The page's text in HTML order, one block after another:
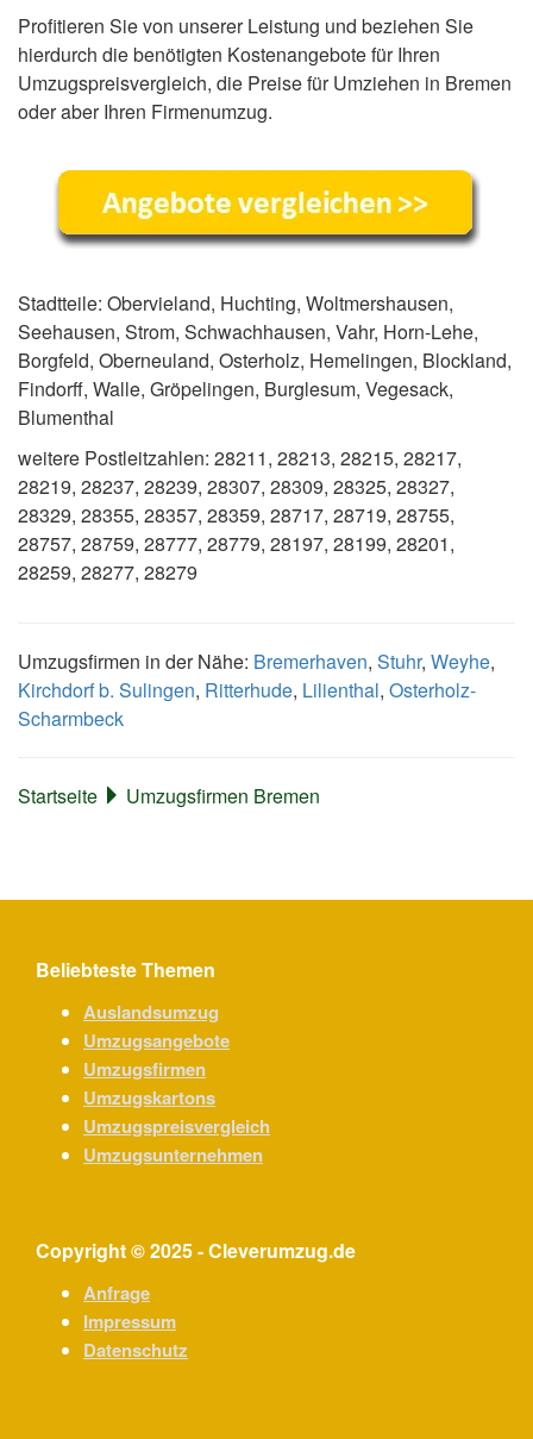
Profitieren Sie von unserer Leistung und beziehen Sie
hierdurch die benötigten Kostenangebote für Ihren
Umzugspreisvergleich, die Preise für Umziehen in Bremen
oder aber Ihren Firmenumzug.
Stadtteile: Obervieland, Huchting, Woltmershausen,
Seehausen, Strom, Schwachhausen, Vahr, Horn-Lehe,
Borgfeld, Oberneuland, Osterholz, Hemelingen, Blockland,
Findorff, Walle, Gröpelingen, Burglesum, Vegesack,
Blumenthal
weitere Postleitzahlen: 28211, 28213, 28215, 28217,
28219, 28237, 28239, 28307, 28309, 28325, 28327,
28329, 28355, 28357, 28359, 28717, 28719, 28755,
28757, 28759, 28777, 28779, 28197, 28199, 28201,
28259, 28277, 28279
Umzugsfirmen in der Nähe: Bremerhaven, Stuhr, Weyhe,
Kirchdorf b. Sulingen, Ritterhude, Lilienthal, Osterholz-
Scharmbeck
Startseite Umzugsfirmen Bremen
Beliebteste Themen
Auslandsumzug
Umzugsangebote
Umzugsfirmen
Umzugskartons
Umzugspreisvergleich
Umzugsunternehmen
Copyright © 2025 - Cleverumzug.de
Anfrage
Impressum
Datenschutz